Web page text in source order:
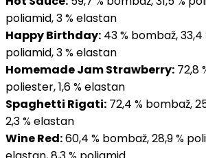
poliamid, 3 % elastan
Happy Birthday: 43 % bombaž,
poliamid, 3 % elastan
Homemade Jam Strawberry: 72,8
poliester, 1,6 % elastan
Spaghetti Rigati: 72,4 % bombaž,
2,3 % elastan
Wine Red:60,4 % bombaž, 28,9 %